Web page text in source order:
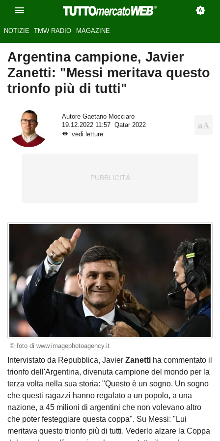
NOTIZIE TMW RADIO MAGAZINE
Argentina campione, Javier
Zanetti: "Messi meritava questo
trionfo più di tutti"
Autore Gaetano Mocciaro
19.12.2022 11:57
Qatar 2022
vedi letture
© foto di www.imagephotoagency.it
Intervistato da Repubblica, Javier Zanetti ha commentato il
trionfo dell'Argentina, divenuta campione del mondo per la
terza volta nella sua storia: "Questo è un sogno. Un sogno
che questi ragazzi hanno regalato a un popolo, a una
nazione, a 45 milioni di argentini che non volevano altro
che poter festeggiare questa coppa". Su Messi: "Lui
meritava questo trionfo più di tutti. Vederlo alzare la Coppa